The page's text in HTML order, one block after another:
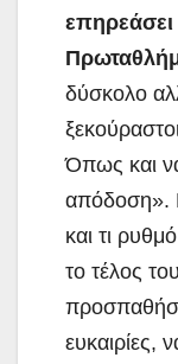
δύσκολο
Όπως και
απόδοση».
και τι
το τέλος